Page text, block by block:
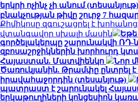
երկրի ոչինչ չի անում (տեսանյութ)
բնակչության թիվը շուրջ 7
Քիմիկոսը զգուշացրել է
վտանգավոր սխալի մասին
գործելակերպը շարունակվի ՌԴ-
զբոսաշրջիկներին խորհուրդ կտա
Հայաստան. Մատվիենկո
Նոր
Ծառուկյանին. Թրամփը ընտրել է
իրավահաջորդին (տեսանյութ)
պատրաստ է շարունակել
երկաթուղիների կոնցեսիոն